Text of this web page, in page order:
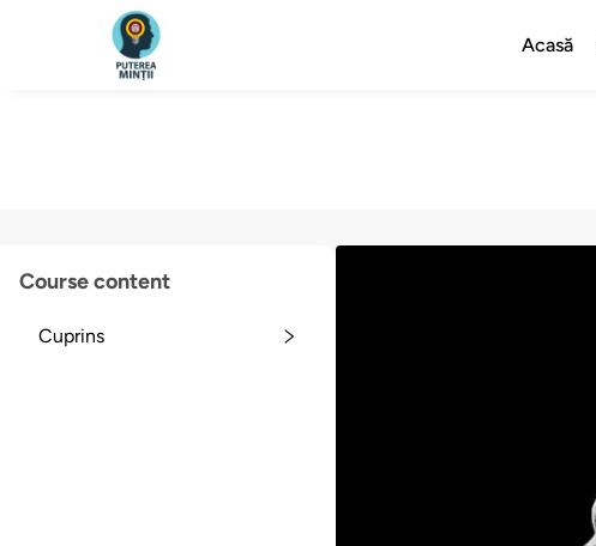
Acasă
Course content
Cuprins